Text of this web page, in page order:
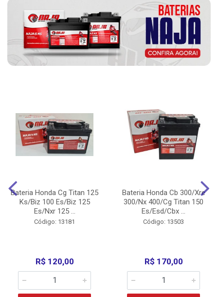
Bateria Honda Cg Titan 125
Ks/Biz 100 Es/Biz 125
Es/Nxr 125 ...
Código: 13181
R$ 120,00
Bateria Honda Cb 300/Xre
300/Nx 400/Cg Titan 150
Es/Esd/Cbx ...
Código: 13503
R$ 170,00